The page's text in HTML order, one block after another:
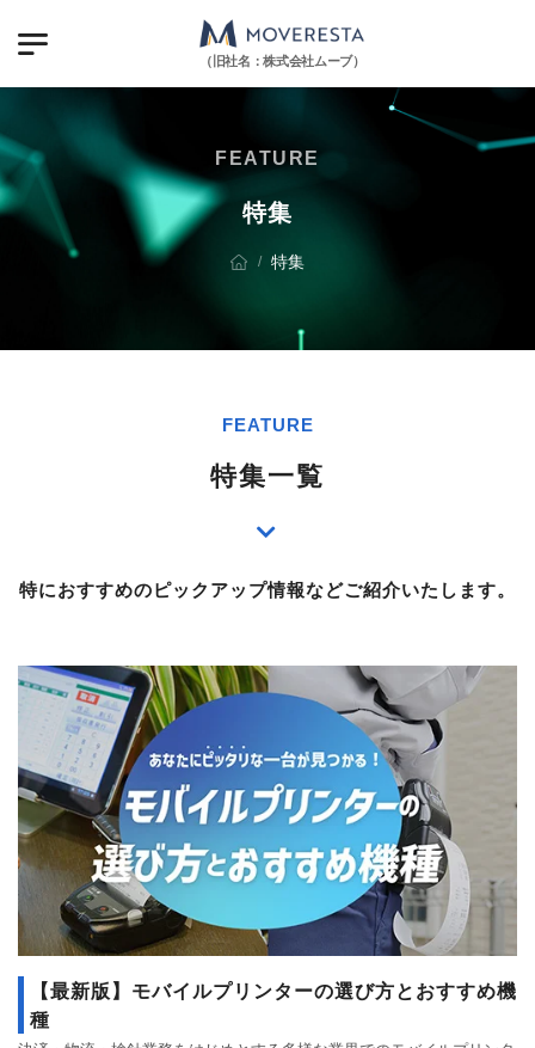
（旧社名：株式会社ムーブ）
FEATURE
特集
/ 特集
FEATURE
特集一覧
特におすすめのピックアップ情報などご紹介いたします。
【最新版】モバイルプリンターの選び方とおすすめ機
種